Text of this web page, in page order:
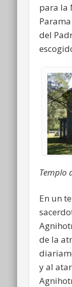
para la
del
Templo
En un
de la
y al